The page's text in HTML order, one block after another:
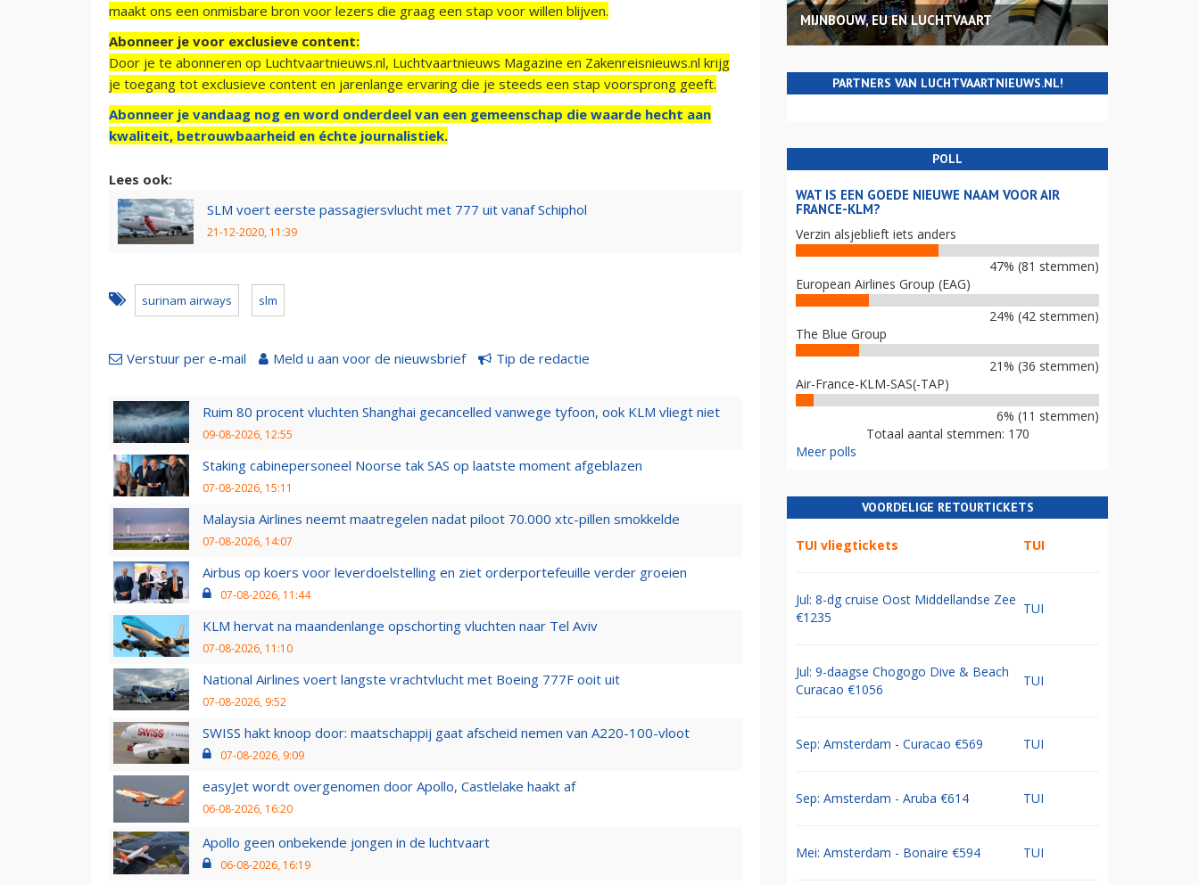
maakt ons een onmisbare bron voor lezers die graag een stap voor willen blijven.
Abonneer je voor exclusieve content:
Door je te abonneren op Luchtvaartnieuws.nl, Luchtvaartnieuws Magazine en Zakenreisnieuws.nl krijg
je toegang tot exclusieve content en jarenlange ervaring die je steeds een stap voorsprong geeft.
Abonneer je vandaag nog en word onderdeel van een gemeenschap die waarde hecht aan
kwaliteit, betrouwbaarheid en échte journalistiek.
Lees ook:
SLM voert eerste passagiersvlucht met 777 uit vanaf Schiphol
21-12-2020, 11:39
surinam airways slm
Verstuur per e-mail Meld u aan voor de nieuwsbrief Tip de redactie
Ruim 80 procent vluchten Shanghai gecancelled vanwege tyfoon, ook KLM vliegt niet
09-08-2026, 12:55
Staking cabinepersoneel Noorse tak SAS op laatste moment afgeblazen
07-08-2026, 15:11
Malaysia Airlines neemt maatregelen nadat piloot 70.000 xtc-pillen smokkelde
07-08-2026, 14:07
Airbus op koers voor leverdoelstelling en ziet orderportefeuille verder groeien
07-08-2026, 11:44
KLM hervat na maandenlange opschorting vluchten naar Tel Aviv
07-08-2026, 11:10
National Airlines voert langste vrachtvlucht met Boeing 777F ooit uit
07-08-2026, 9:52
SWISS hakt knoop door: maatschappij gaat afscheid nemen van A220-100-vloot
07-08-2026, 9:09
easyJet wordt overgenomen door Apollo, Castlelake haakt af
06-08-2026, 16:20
Apollo geen onbekende jongen in de luchtvaart
06-08-2026, 16:19
MIJNBOUW, EU EN LUCHTVAART
PARTNERS VAN LUCHTVAARTNIEUWS.NL!
POLL
WAT IS EEN GOEDE NIEUWE NAAM VOOR AIR
FRANCE-KLM?
Verzin alsjeblieft iets anders
47% (81 stemmen)
European Airlines Group (EAG)
24% (42 stemmen)
The Blue Group
21% (36 stemmen)
Air-France-KLM-SAS(-TAP)
6% (11 stemmen)
Totaal aantal stemmen: 170
Meer polls
VOORDELIGE RETOURTICKETS
TUI vliegtickets TUI
Jul: 8-dg cruise Oost Middellandse Zee
€1235
TUI
Jul: 9-daagse Chogogo Dive & Beach
Curacao €1056
TUI
Sep: Amsterdam - Curacao €569 TUI
Sep: Amsterdam - Aruba €614 TUI
Mei: Amsterdam - Bonaire €594 TUI